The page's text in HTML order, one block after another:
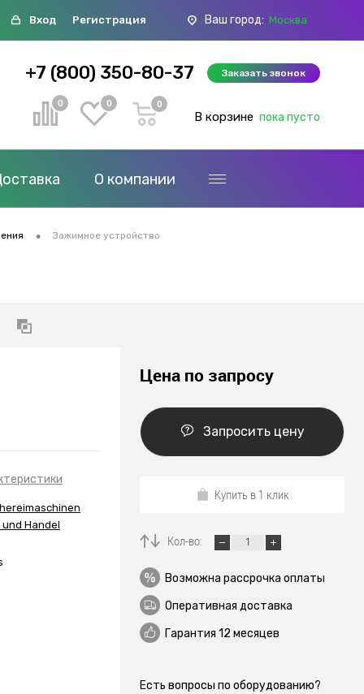
Вход Регистрация Ваш город: Москва
+7 (800) 350-80-37 Заказать звонок
0 0 0
В корзине пока пусто
О компании
• Зажимное устройство
Handel
Цена по запросу
Запросить цену
Купить в 1 клик
Кол-во:
Возможна рассрочка оплаты
Оперативная доставка
Гарантия 12 месяцев
Есть вопросы по оборудованию?